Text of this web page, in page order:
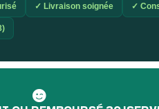
✓ Livraison soignée ✓